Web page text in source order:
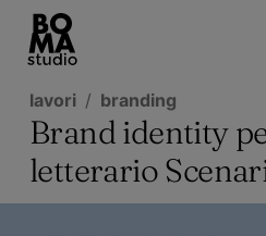
lavori branding
Brand identity
letterario